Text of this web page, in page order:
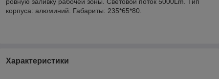
корпуса: алюминий. Габариты: 235*65*80.
Характеристики